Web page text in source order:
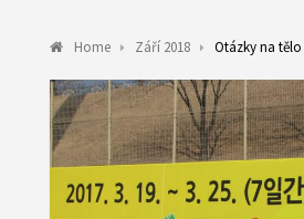
Home Září 2018 Otázky na